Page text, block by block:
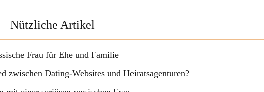
Nützliche Artikel
Frau für Ehe und Familie
zwischen Dating-Websites und Heiratsagenturen?